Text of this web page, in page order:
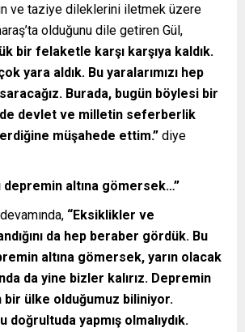
ve taziye dileklerini iletmek üzere
olduğunu dile getiren Gül,
bir felaketle karşı karşıya kaldık.
yara aldık. Bu yaralarımızı hep
Burada, bugün böylesi bir
devlet ve milletin seferberlik
müşahede ettim.” diye
depremin altına gömersek…”
“Eksiklikler ve
da hep beraber gördük. Bu
altına gömersek, yarın olacak
da yine bizler kalırız. Depremin
ülke olduğumuz biliniyor.
doğrultuda yapmış olmalıydık.